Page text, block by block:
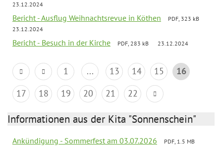
23.12.2024
Bericht - Ausflug Weihnachtsrevue in Köthen
PDF, 323 kB
23.12.2024
Bericht - Besuch in der Kirche PDF, 283 kB 23.12.2024
1 ... 13 14 15
16
17
18 19 20 21 22
Informationen aus der Kita "Sonnenschein"
Ankündigung - Sommerfest am 03.07.2026
PDF, 1.5 MB